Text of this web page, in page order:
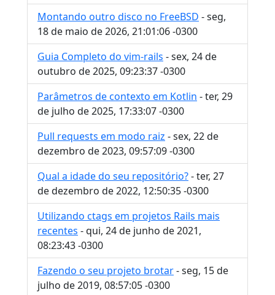
Montando outro disco no FreeBSD - seg,
18 de maio de 2026, 21:01:06 -0300
Guia Completo do vim-rails - sex, 24 de
outubro de 2025, 09:23:37 -0300
Parâmetros de contexto em Kotlin - ter, 29
de julho de 2025, 17:33:07 -0300
Pull requests em modo raiz - sex, 22 de
dezembro de 2023, 09:57:09 -0300
Qual a idade do seu repositório?- ter, 27
de dezembro de 2022, 12:50:35 -0300
Utilizando ctags em projetos Rails mais
recentes - qui, 24 de junho de 2021,
08:23:43 -0300
Fazendo o seu projeto brotar- seg, 15 de
julho de 2019, 08:57:05 -0300